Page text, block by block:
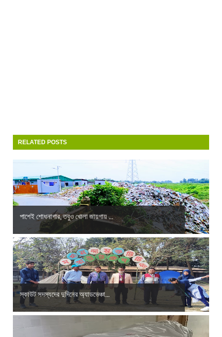
RELATED POSTS
পাশেই শোধনাগার, তবুও খোলা জায়গায় ...
স্কাউট সদস্যদের দুদিনের অ্যাডভেঞ্চা...